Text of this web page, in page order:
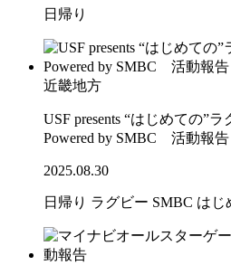
日帰り
近畿地方
USF presents “はじめての”
Powered by SMBC 活動報告
2025.08.30
日帰り ラグビー SMBC はじ